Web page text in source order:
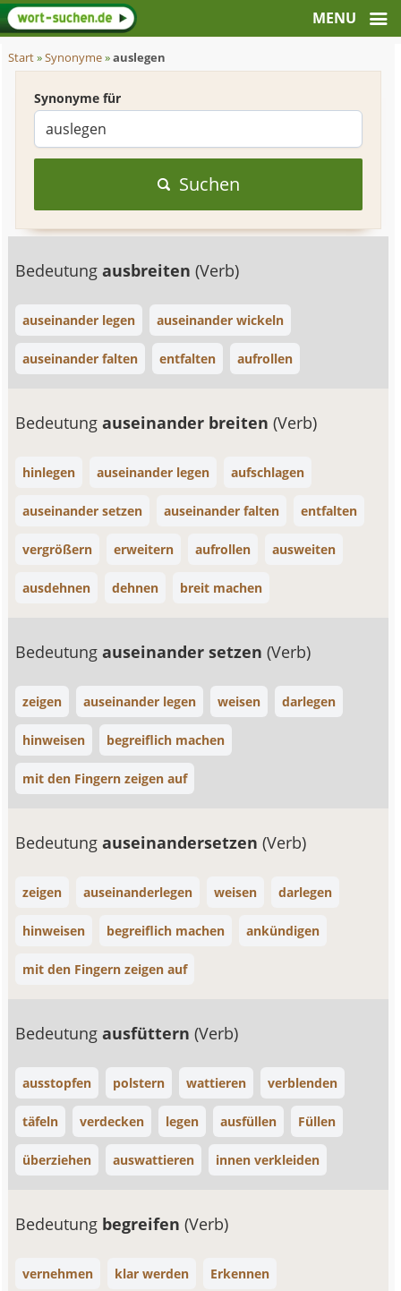
Start»Synonyme»auslegen
Synonyme für
Suchen
Bedeutungausbreiten(Verb)
auseinander legen auseinander wickeln
auseinander falten entfalten aufrollen
Bedeutungauseinander breiten(Verb)
hinlegen auseinander legen aufschlagen
auseinander setzen auseinander falten entfalten
vergrößern erweitern aufrollen ausweiten
ausdehnen dehnen breit machen
Bedeutungauseinander setzen(Verb)
zeigen auseinander legen weisen darlegen
hinweisen begreiflich machen
mit den Fingern zeigen auf
Bedeutungauseinandersetzen(Verb)
zeigen auseinanderlegen weisen darlegen
hinweisen begreiflich machen ankündigen
mit den Fingern zeigen auf
Bedeutungausfüttern(Verb)
ausstopfen polstern wattieren verblenden
täfeln verdecken legen ausfüllen Füllen
überziehen auswattieren innen verkleiden
Bedeutung begreifen(Verb)
vernehmen klar werden Erkennen